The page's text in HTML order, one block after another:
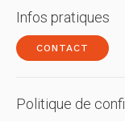
Infos pratiques
CONTACT
Politique de